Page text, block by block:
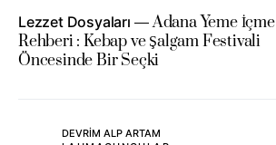
Lezzet Dosyaları
Adana Yeme İçme
Rehberi : Kebap ve Şalgam Festivali
Öncesinde Bir Seçki
DEVRIM ALP ARTAM